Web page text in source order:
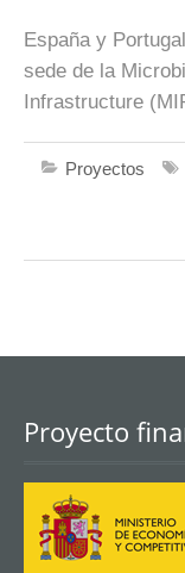
España y
sede de la
Infrastructure
Proyectos
Proyecto